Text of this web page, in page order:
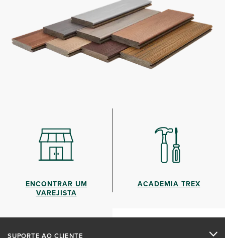
ENCONTRAR UM
VAREJISTA
ACADEMIA TREX
SUPORTE AO CLIENTE